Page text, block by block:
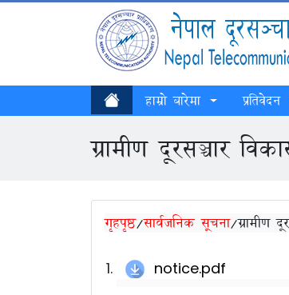
हाम्रो बारेमा प्रतिवेदन
ग्रामीण दूरसञ्चार
गृहपृष्ठ/सार्वजनिक सूचना/ग्रामीण
notice.pdf